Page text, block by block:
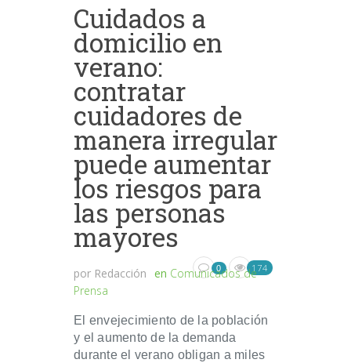
Cuidados a
domicilio en
verano:
contratar
cuidadores de
manera irregular
puede aumentar
los riesgos para
las personas
mayores
por Redacción en Comunicados de
Prensa
0 174
El envejecimiento de la población
y el aumento de la demanda
durante el verano obligan a miles